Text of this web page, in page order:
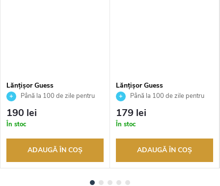
Lănțișor Guess
JUBN02141JWRHT
Până la 100 de zile pentru
returnarea bunurilor. Vânzător
autorizat
190 lei
În stoc
ADAUGĂ ÎN COŞ
Lănțișor Guess
JUBN04649JWYGT
Până la 100 de zile pentru
returnarea bunurilor. Vânzător
autorizat
179 lei
În stoc
ADAUGĂ ÎN COŞ